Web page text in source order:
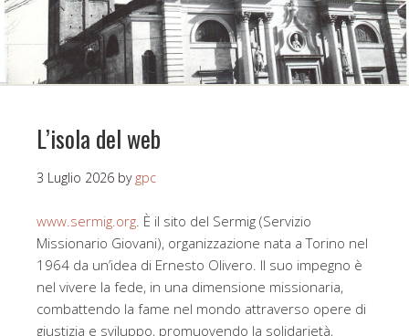
L’isola del web
3 Luglio 2026 by gpc
www.sermig.org. È il sito del Sermig (Servizio
Missionario Giovani), organizzazione nata a Torino nel
1964 da un’idea di Ernesto Olivero. Il suo impegno è
nel vivere la fede, in una dimensione missionaria,
combattendo la fame nel mondo attraverso opere di
giustizia e sviluppo, promuovendo la solidarietà,